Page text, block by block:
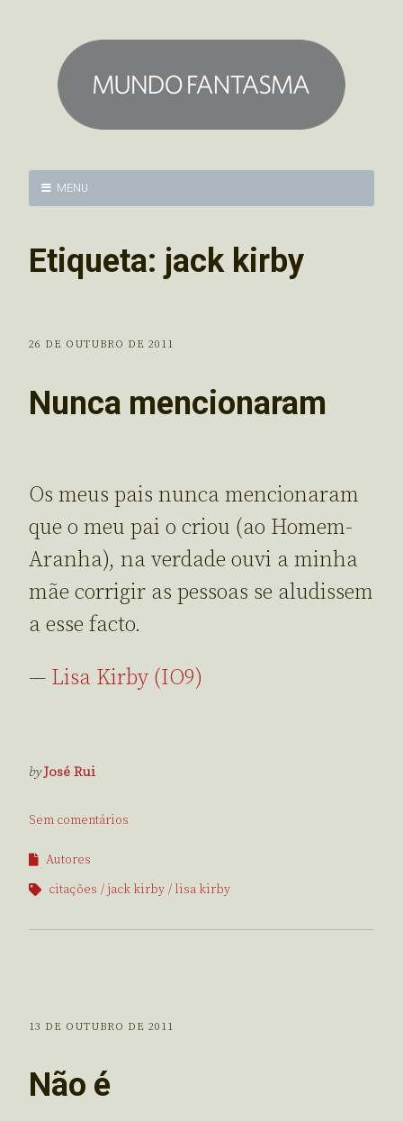
MENU
Etiqueta: jack kirby
26 DE OUTUBRO DE 2011
Nunca mencionaram
Os meus pais nunca mencionaram
que o meu pai o criou (ao Homem-
Aranha), na verdade ouvi a minha
mãe corrigir as pessoas se aludissem
a esse facto.
— Lisa Kirby (IO9)
byJosé Rui
Sem comentários
Autores
citações
jack kirby lisa kirby
13 DE OUTUBRO DE 2011
Não é